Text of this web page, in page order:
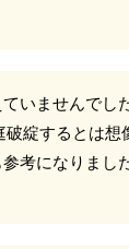
いませんで
綻するとは
考になりまし